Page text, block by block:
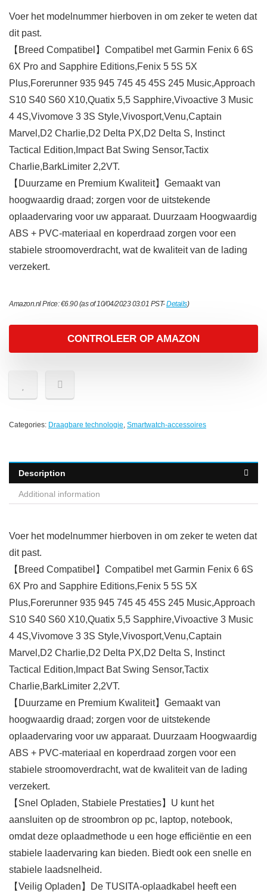
Voer het modelnummer hierboven in om zeker te weten dat
dit past.
【Breed Compatibel】Compatibel met Garmin Fenix 6 6S
6X Pro and Sapphire Editions,Fenix 5 5S 5X
Plus,Forerunner 935 945 745 45 45S 245 Music,Approach
S10 S40 S60 X10,Quatix 5,5 Sapphire,Vivoactive 3 Music
4 4S,Vivomove 3 3S Style,Vivosport,Venu,Captain
Marvel,D2 Charlie,D2 Delta PX,D2 Delta S, Instinct
Tactical Edition,Impact Bat Swing Sensor,Tactix
Charlie,BarkLimiter 2,2VT.
【Duurzame en Premium Kwaliteit】Gemaakt van
hoogwaardig draad; zorgen voor de uitstekende
oplaadervaring voor uw apparaat. Duurzaam Hoogwaardig
ABS + PVC-materiaal en koperdraad zorgen voor een
stabiele stroomoverdracht, wat de kwaliteit van de lading
verzekert.
Amazon.nl Price:€6.90(as of 10/04/2023 03:01 PST-Details)
CONTROLEER OP AMAZON
Categories: Draagbare technologie, Smartwatch-accessoires
Description
Additional information
Voer het modelnummer hierboven in om zeker te weten dat
dit past.
【Breed Compatibel】Compatibel met Garmin Fenix 6 6S
6X Pro and Sapphire Editions,Fenix 5 5S 5X
Plus,Forerunner 935 945 745 45 45S 245 Music,Approach
S10 S40 S60 X10,Quatix 5,5 Sapphire,Vivoactive 3 Music
4 4S,Vivomove 3 3S Style,Vivosport,Venu,Captain
Marvel,D2 Charlie,D2 Delta PX,D2 Delta S, Instinct
Tactical Edition,Impact Bat Swing Sensor,Tactix
Charlie,BarkLimiter 2,2VT.
【Duurzame en Premium Kwaliteit】Gemaakt van
hoogwaardig draad; zorgen voor de uitstekende
oplaadervaring voor uw apparaat. Duurzaam Hoogwaardig
ABS + PVC-materiaal en koperdraad zorgen voor een
stabiele stroomoverdracht, wat de kwaliteit van de lading
verzekert.
【Snel Opladen, Stabiele Prestaties】U kunt het
aansluiten op de stroombron op pc, laptop, notebook,
omdat deze oplaadmethode u een hoge efficiëntie en een
stabiele laadervaring kan bieden. Biedt ook een snelle en
stabiele laadsnelheid.
【Veilig Opladen】De TUSITA-oplaadkabel heeft een